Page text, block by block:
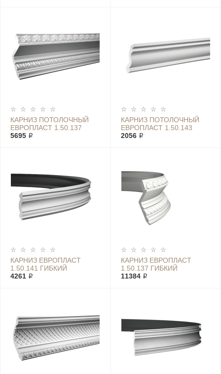
КАРНИЗ ПОТОЛОЧНЫЙ
ЕВРОПЛАСТ 1.50.137
5695 ₽
КАРНИЗ ПОТОЛОЧНЫЙ
ЕВРОПЛАСТ 1.50.143
2056 ₽
КАРНИЗ ЕВРОПЛАСТ
1.50.141 ГИБКИЙ
4261 ₽
КАРНИЗ ЕВРОПЛАСТ
1.50.137 ГИБКИЙ
11384 ₽